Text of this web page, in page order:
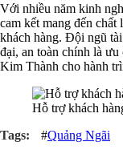
Với nhiều năm kinh
cam kết mang đến
khách hàng. Đội ngũ
đại, an toàn chính là
Kim Thành cho hành
Hỗ trợ khách
#Quảng Ngãi